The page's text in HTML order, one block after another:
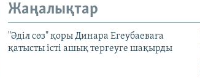
Жаңалықтар
"Әділ сөз" қоры Динара Егеубаеваға
қатысты істі ашық тергеуге шақырды